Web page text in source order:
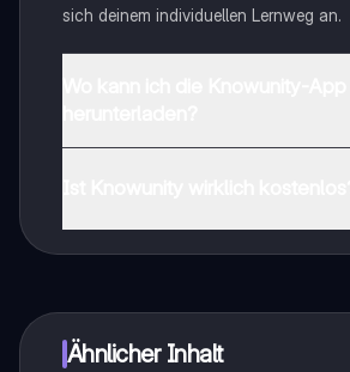
sich deinem individuellen Lernweg an.
Ähnlicher Inhalt